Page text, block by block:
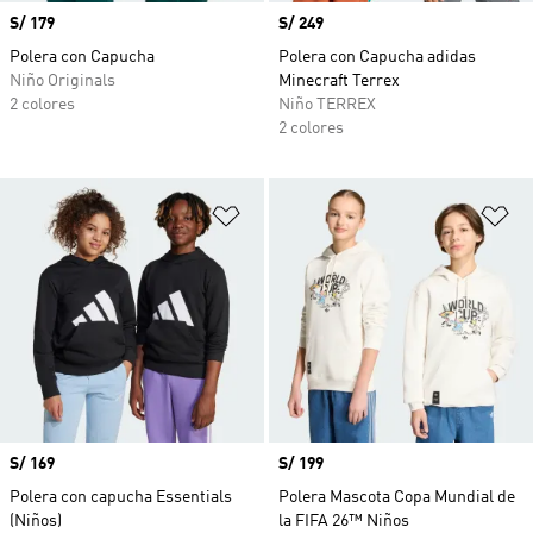
Precio
S/ 179
Polera con Capucha
Niño Originals
2 colores
Precio
S/ 249
Polera con Capucha adidas
Minecraft Terrex
Niño TERREX
2 colores
Añadir a la lista de deseos
Precio
S/ 169
Polera con capucha Essentials
(Niños)
Precio
S/ 199
Polera Mascota Copa Mundial de
la FIFA 26™ Niños